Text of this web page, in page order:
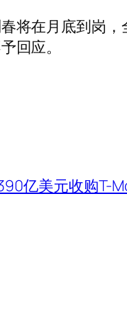
将在月底到岗
回应。
亿美元收购T-